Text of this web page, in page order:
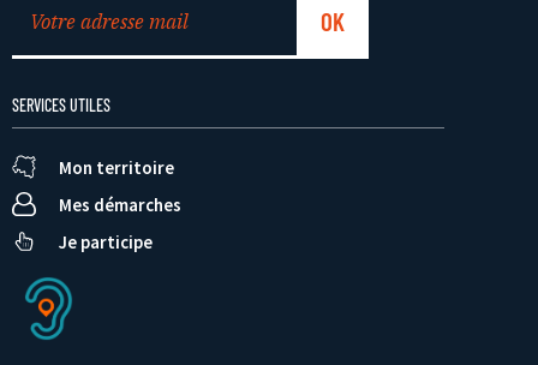
SERVICES UTILES
Mon territoire
Mes démarches
Je participe